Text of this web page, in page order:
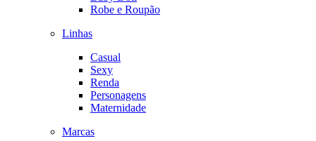
Robe e Roupão
Linhas
Casual
Sexy
Renda
Personagens
Maternidade
Marcas